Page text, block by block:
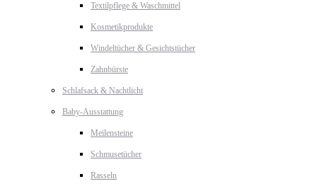
Textilpflege & Waschmittel
Kosmetikprodukte
Windeltücher & Gesichtstücher
Zahnbürste
Schlafsack & Nachtlicht
Baby-Ausstattung
Meilensteine
Schmusetücher
Rasseln